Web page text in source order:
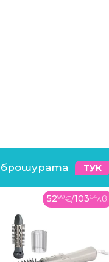
брошурата ТУК
5299€/10364лв.